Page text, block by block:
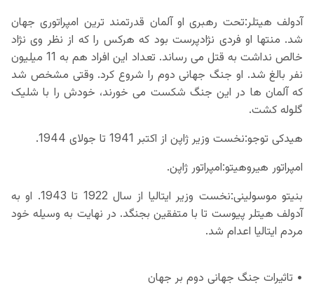
آدولف هیتلر:تحت رهبری او آلمان قدرتمند ترین امپراتوری جهان
شد. منتها او فردی نژادپرست بود که هرکس را که از نظر وی نژاد
خالص نداشت به قتل می رساند. تعداد این افراد هم به 11 میلیون
نفر بالغ شد. او جنگ جهانی دوم را شروع کرد. وقتی مشخص شد
که آلمان ها در این جنگ شکست می خورند، خودش را با شلیک
گلوله کشت.
هیدکی توجو:نخست وزیر ژاپن از اکتبر 1941 تا جولای 1944.
امپراتور هیروهیتو:امپراتور ژاپن.
بنیتو موسولینی:نخست وزیر ایتالیا از سال 1922 تا 1943. او به
آدولف هیتلر پیوست تا با متفقین بجنگد. در نهایت به وسیله خود
مردم ایتالیا اعدام شد.
• تاثیرات جنگ جهانی دوم بر جهان